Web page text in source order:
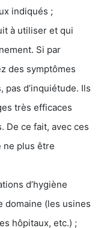
indiqués ;
à utiliser et qui
Si par
des symptômes
pas d’inquiétude. Ils
très efficaces
De ce fait, avec ces
ne plus être
d’hygiène
domaine (les usines
hôpitaux, etc.) ;